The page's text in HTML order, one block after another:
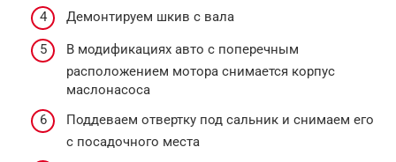
Демонтируем шкив с вала
В модификациях авто с поперечным
расположением мотора снимается корпус
маслонасоса
Поддеваем отвертку под сальник и снимаем его
с посадочного места